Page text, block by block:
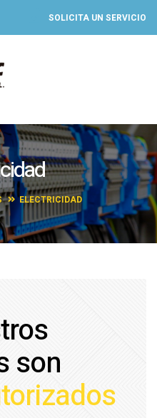
SOLICITA UN SERVICIO
ELECTRICIDAD
son